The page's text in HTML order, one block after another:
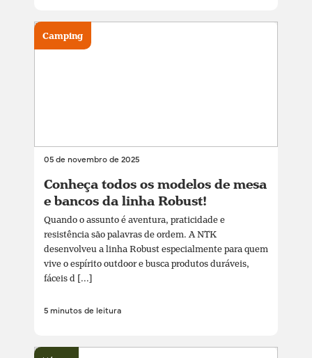
05 de novembro de 2025
Conheça todos os modelos de mesa
e bancos da linha Robust!
Quando o assunto é aventura, praticidade e
resistência são palavras de ordem. A NTK
desenvolveu a linha Robust especialmente para quem
vive o espírito outdoor e busca produtos duráveis,
fáceis d [...]
5 minutos de leitura
Camping